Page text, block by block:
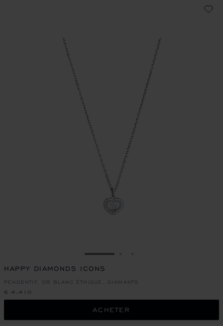
ALLER À LA DIAPOSITIVE 1
HAPPY DIAMONDS ICONS
PENDENTIF, OR BLANC ÉTHIQUE, DIAMANTS
€ 4,410
ACHETER